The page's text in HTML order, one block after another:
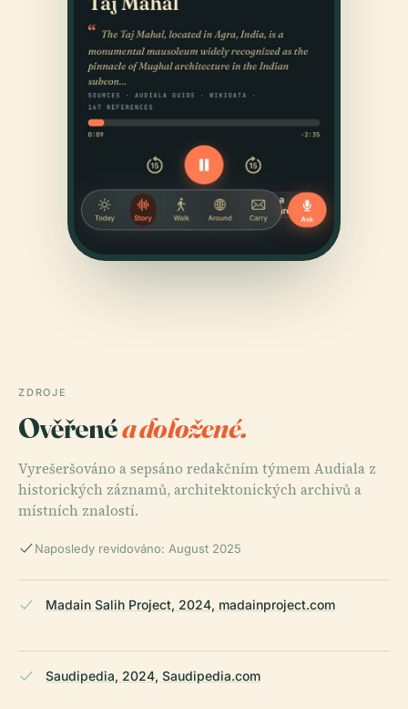
ZDROJE
Ověřenéa doložené.
Vyrešeršováno a sepsáno redakčním týmem Audiala z
historických záznamů, architektonických archivů a
místních znalostí.
Naposledy revidováno: August 2025
Madain Salih Project, 2024, madainproject.com
Saudipedia, 2024, Saudipedia.com